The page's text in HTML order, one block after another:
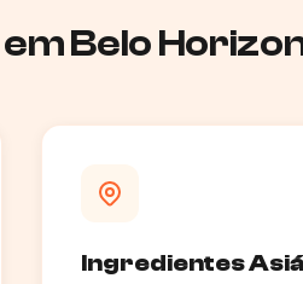
Belo
Ingredientes